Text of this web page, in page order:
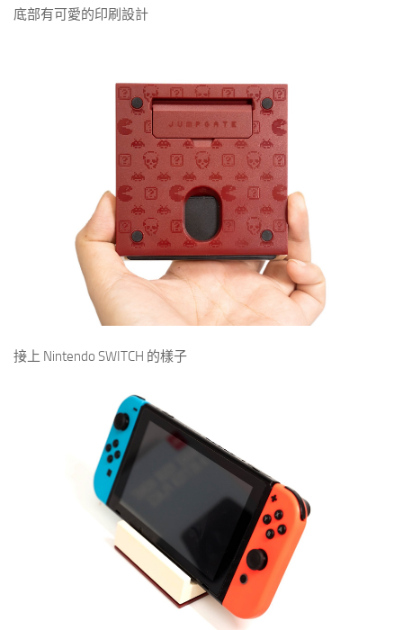
底部有可愛的印刷設計
接上 Nintendo SWITCH 的樣子